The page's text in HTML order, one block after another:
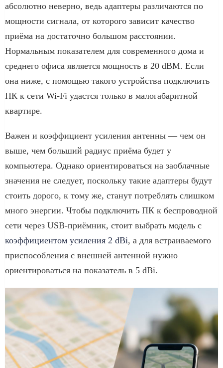
абсолютно неверно, ведь адаптеры различаются по
мощности сигнала, от которого зависит качество
приёма на достаточно большом расстоянии.
Нормальным показателем для современного дома и
среднего офиса является мощность в 20 dBM. Если
она ниже, с помощью такого устройства подключить
ПК к сети Wi-Fi удастся только в малогабаритной
квартире.
Важен и коэффициент усиления антенны — чем он
выше, чем больший радиус приёма будет у
компьютера. Однако ориентироваться на заоблачные
значения не следует, поскольку такие адаптеры будут
стоить дорого, к тому же, станут потреблять слишком
много энергии. Чтобы подключить ПК к беспроводной
сети через USB-приёмник, стоит выбрать модель с
коэффициентом усиления 2 dBi, а для встраиваемого
приспособления с внешней антенной нужно
ориентироваться на показатель в 5 dBi.